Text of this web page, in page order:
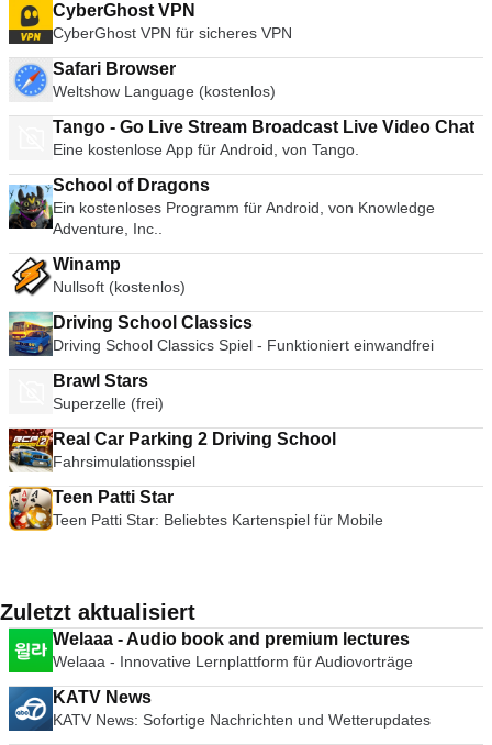
CyberGhost VPN
CyberGhost VPN für sicheres VPN
Safari Browser
Weltshow Language (kostenlos)
Tango - Go Live Stream Broadcast Live Video Chat
Eine kostenlose App für Android, von Tango.
School of Dragons
Ein kostenloses Programm für Android, von Knowledge
Adventure, Inc..
Winamp
Nullsoft (kostenlos)
Driving School Classics
Driving School Classics Spiel - Funktioniert einwandfrei
Brawl Stars
Superzelle (frei)
Real Car Parking 2 Driving School
Fahrsimulationsspiel
Teen Patti Star
Teen Patti Star: Beliebtes Kartenspiel für Mobile
Zuletzt aktualisiert
Welaaa - Audio book and premium lectures
Welaaa - Innovative Lernplattform für Audiovorträge
KATV News
KATV News: Sofortige Nachrichten und Wetterupdates